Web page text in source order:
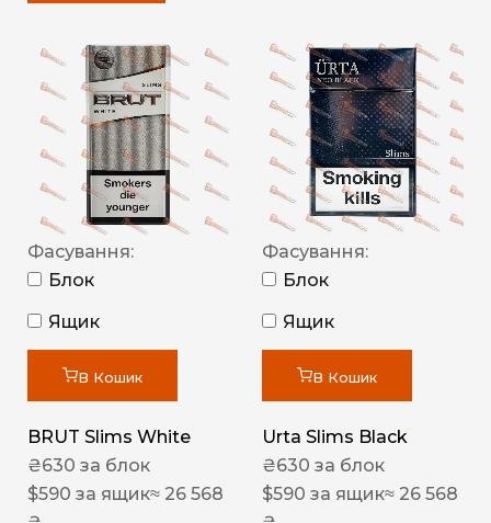
Фасування:
Блок
Ящик
В Кошик
BRUT Slims White
₴630 за блок
$590 за ящик≈ 26 568
Фасування:
Блок
Ящик
В Кошик
Urta Slims Black
₴630 за блок
$590 за ящик≈ 26 568